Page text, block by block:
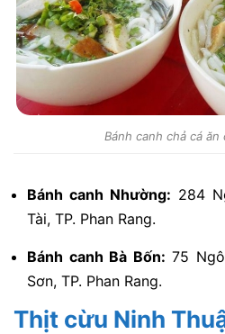
Bánh canh chả cá ăn
Bánh canh Nhường: 284
Tài, TP. Phan Rang.
Bánh canh Bà Bốn: 75
Sơn, TP. Phan Rang.
Thịt cừu Ninh